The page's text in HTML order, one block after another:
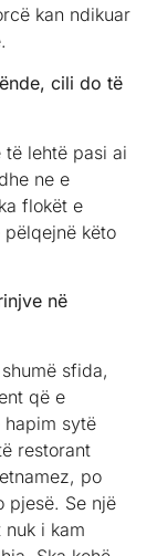
kan ndikuar
cili do të
lehtë pasi ai
ne e
flokët e
pëlqejnë këto
në
sfida,
që e
hapim sytë
restorant
po
pjesë. Se një
nuk i kam